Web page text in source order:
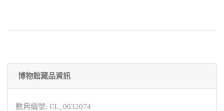
博物館藏品資訊
數典編號: CL_0032074